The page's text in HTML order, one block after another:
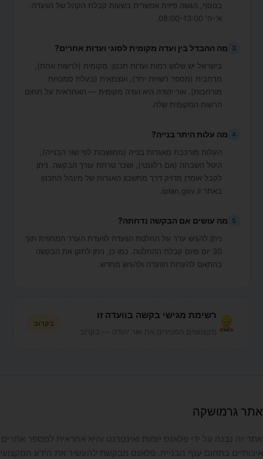
בנוסף, הגשה פיזית אפשרית בשעות קבלת הקהל של הוועדה:
א'-ה' 08:00-13:00.
3 מה ההבדל בין ועדה מקומית לסוגי ועדות אחרים?
בישראל יש שלוש רמות ועדות תכנון: מקומית (לרשות אחת),
מרחבית (מספר רשויות יחד), ועצמאית (בעלת סמכויות
מורחבות). אור יהודה היא ועדה מקומית — האחראית על תחום
הרשות המקומית שלה.
4 מה עלות היתר בנייה?
העלות מורכבת מאגרות בנייה (מחושבות לפי שווי הבנייה),
היטל השבחה (אם רלוונטי), ושכר טרחת עורך הבקשה. ניתן
לקבל אומדן מדויק דרך מחשבון האגרות של מינהל התכנון
באתר iplan.gov.il.
5 מה עושים אם הבקשה נדחתה?
ניתן להגיש ערר על החלטת הוועדה לוועדת הערר המחוזית תוך
30 יום מיום קבלת ההחלטה. כמו כן, ניתן לתקן את הבקשה
בהתאם להערות הוועדה ולהגיש מחדש.
רשימת מגישי בקשה בוועדה זו
בקרוב
אתר גרמושקה
אתר זה נבנה על ידי פלאנס יזמות ואינטרנט והיא אחראית למספר אתרים
איכותיים בתחום ענף הבנייה. פלאנס מבקשת להעשיר את הידע המקצועי